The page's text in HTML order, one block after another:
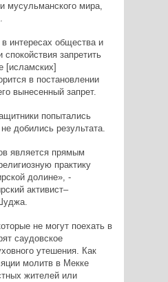
мусульманского мира,
.
интересах общества и
запретить
[исламских]
в постановлении
вынесенный запрет.
попытались
добились результата.
является прямым
практику
долине», -
активист–
не могут поехать в
саудовское
утешения. Как
молитв в Мекке
жителей или